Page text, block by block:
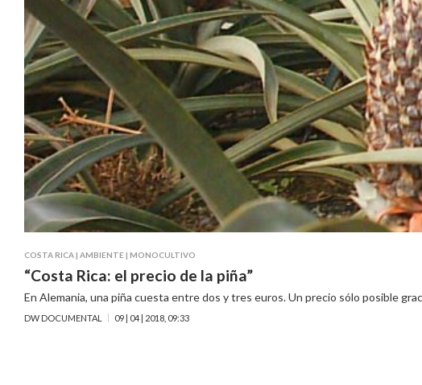
COSTA RICA| AMBIENTE| MONOCULTIVO
“Costa Rica: el precio de la piña”
En Alemania, una piña cuesta entre dos y tres euros. Un precio sólo posible
DW DOCUMENTAL 09 | 04 | 2018, 09:33